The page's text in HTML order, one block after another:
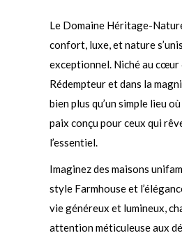
Le Domaine Héritage-
confort, luxe, et nature
exceptionnel. Niché au cœur
Rédempteur et dans la
bien plus qu’un simple lieu
paix conçu pour ceux qui
l’essentiel.
Imaginez des maisons
style Farmhouse et
vie généreux et lumineux,
attention méticuleuse aux